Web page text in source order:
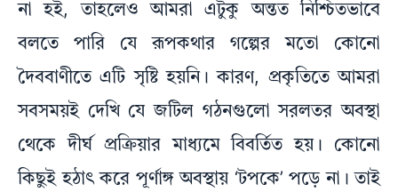
না হই, তাহলেও আমরা এটুকু অন্তত নিশ্চিতভাবে
বলতে পারি যে রূপকথার গল্পের মতো কোনো
দৈববাণীতে এটি সৃষ্টি হয়নি। কারণ, প্রকৃতিতে আমরা
সবসময়ই দেখি যে জটিল গঠনগুলো সরলতর অবস্থা
থেকে দীর্ঘ প্রক্রিয়ার মাধ্যমে বিবর্তিত হয়। কোনো
কিছুই হঠাৎ করে পূর্ণাঙ্গ অবস্থায় ‘টপকে’ পড়ে না। তাই